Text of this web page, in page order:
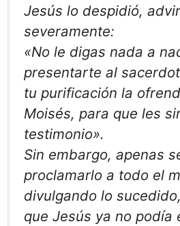
Jesús lo despidió,
severamente:
«No le digas nada a
presentarte al
tu purificación la
Moisés, para que les
testimonio».
Sin embargo, apenas
proclamarlo a todo el
divulgando lo
que Jesús ya no podía